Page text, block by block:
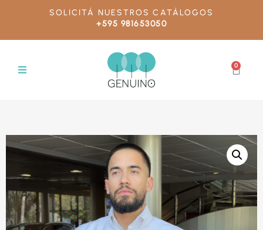
SOLICITÁ NUESTROS CATÁLOGOS
+595 981653050
0